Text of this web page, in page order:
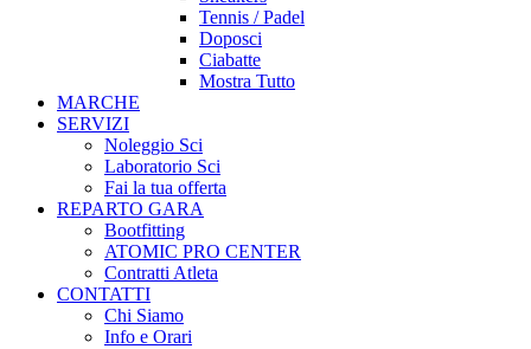
Tennis / Padel
Doposci
Ciabatte
Mostra Tutto
MARCHE
SERVIZI
Noleggio Sci
Laboratorio Sci
Fai la tua offerta
REPARTO GARA
Bootfitting
ATOMIC PRO CENTER
Contratti Atleta
CONTATTI
Chi Siamo
Info e Orari